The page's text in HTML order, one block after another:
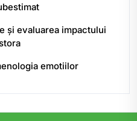
și evaluarea impactului
emotiilor